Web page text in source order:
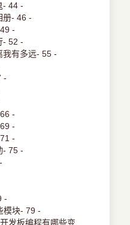
- 44 -
- 46 -
-
- 52 -
有多远- 55 -
-
-
-
-
- 75 -
-
模块- 79 -
发板编程有哪些变